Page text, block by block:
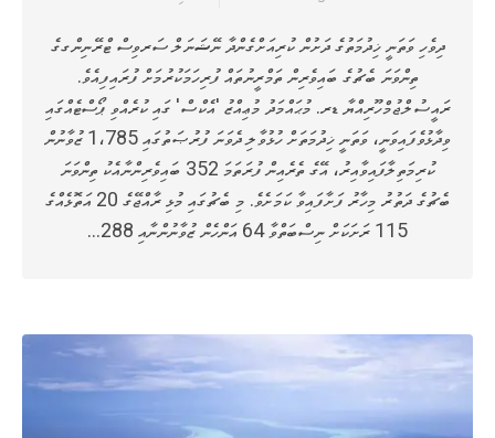
ދިވެހި ވަތަނީ ޚިދުމަތުގެ ދަށުން ކުރިއަށްގެންދާ ނޭޝަނަލް ސަރވިސް ޓްރޭނިންގގެ
ތިންވަނަ ބެޗުގެ ބައިވެރިން ތަމްރީނުތައް ފުރިހަމަކުރުމަށް ފުރައިފިއެވެ.
ރައީސުލްޖުމްހޫރިއްޔާ ޑރ. މުޙައްމަދު މުޢިއްޒު 'އެކްސް' ގައި ކުރެއްވި ޕޯސްޓެއްގައި
ވިދާޅުވެފައިވަނީ، ވަތަނީ ޚިދުމަތަށް ހުޅުވާލި ދެވަނަ ފުރުޞަތުގައި 1،785 ޒުވާނުން
ކުރިމަތިލާފައިވާއިރު، އޭގެ ތެރެއިން ފުރަތަމަ 352 ބައިވެރިންނާއެކު ތިންވަނަ
ބެޗުގެ ދަތުރު މިހާރު ފަށާފައިވާ ކަމަށެވެ. މި ބެޗުގައި މުޅި ރާއްޖޭގެ 20 އަތޮޅެއްގެ
115 ރަށަކަށް ނިސްބަތްވާ 64 އަންހެން ޒުވާނުންނާއި 288…